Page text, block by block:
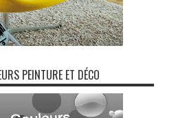
PEINTURE ET DÉCO